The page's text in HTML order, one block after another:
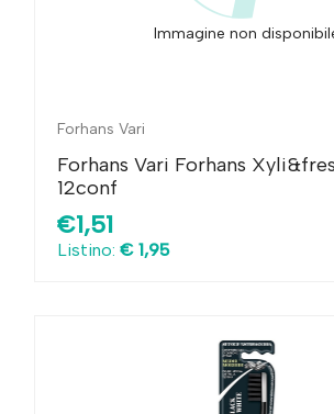
Immagine non
Forhans Vari
Forhans Vari Forhans
12conf
€1,51
Listino: € 1,95